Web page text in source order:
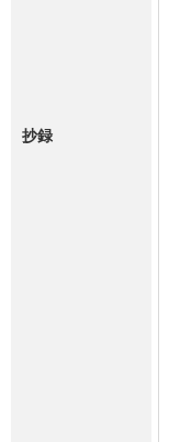
抄録